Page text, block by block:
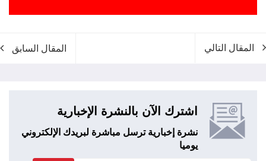
المقال التالي المقال السابق
اشترك الآن بالنشرة الإخبارية
نشرة إخبارية ترسل مباشرة لبريدك الإلكتروني
يوميا